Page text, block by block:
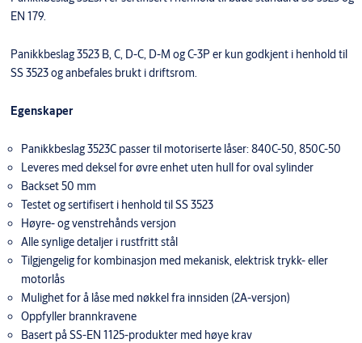
EN 179.
Panikkbeslag 3523 B, C, D-C, D-M og C-3P er kun godkjent i henhold til
SS 3523 og anbefales brukt i driftsrom.
Egenskaper
Panikkbeslag 3523C passer til motoriserte låser: 840C-50, 850C-50
Leveres med deksel for øvre enhet uten hull for oval sylinder
Backset 50 mm
Testet og sertifisert i henhold til SS 3523
Høyre- og venstrehånds versjon
Alle synlige detaljer i rustfritt stål
Tilgjengelig for kombinasjon med mekanisk, elektrisk trykk- eller
motorlås
Mulighet for å låse med nøkkel fra innsiden (2A-versjon)
Oppfyller brannkravene
Basert på SS-EN 1125-produkter med høye krav